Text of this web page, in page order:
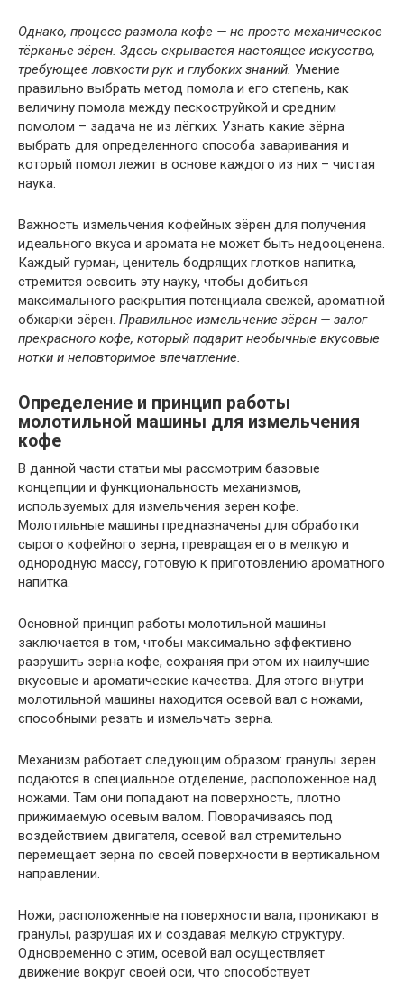
Однако, процесс размола кофе — не просто механическое
тёрканье зёрен. Здесь скрывается настоящее искусство,
требующее ловкости рук и глубоких знаний. Умение
правильно выбрать метод помола и его степень, как
величину помола между пескоструйкой и средним
помолом – задача не из лёгких. Узнать какие зёрна
выбрать для определенного способа заваривания и
который помол лежит в основе каждого из них – чистая
наука.
Важность измельчения кофейных зёрен для получения
идеального вкуса и аромата не может быть недооценена.
Каждый гурман, ценитель бодрящих глотков напитка,
стремится освоить эту науку, чтобы добиться
максимального раскрытия потенциала свежей, ароматной
обжарки зёрен. Правильное измельчение зёрен — залог
прекрасного кофе, который подарит необычные вкусовые
нотки и неповторимое впечатление.
Определение и принцип работы
молотильной машины для измельчения
кофе
В данной части статьи мы рассмотрим базовые
концепции и функциональность механизмов,
используемых для измельчения зерен кофе.
Молотильные машины предназначены для обработки
сырого кофейного зерна, превращая его в мелкую и
однородную массу, готовую к приготовлению ароматного
напитка.
Основной принцип работы молотильной машины
заключается в том, чтобы максимально эффективно
разрушить зерна кофе, сохраняя при этом их наилучшие
вкусовые и ароматические качества. Для этого внутри
молотильной машины находится осевой вал с ножами,
способными резать и измельчать зерна.
Механизм работает следующим образом: гранулы зерен
подаются в специальное отделение, расположенное над
ножами. Там они попадают на поверхность, плотно
прижимаемую осевым валом. Поворачиваясь под
воздействием двигателя, осевой вал стремительно
перемещает зерна по своей поверхности в вертикальном
направлении.
Ножи, расположенные на поверхности вала, проникают в
гранулы, разрушая их и создавая мелкую структуру.
Одновременно с этим, осевой вал осуществляет
движение вокруг своей оси, что способствует